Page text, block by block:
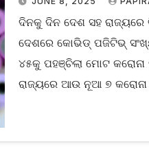
ଦିନକୁ ଦିନ ଦେଶ ସହ ରାଜ୍ୟରେ
ଦେଶରେ କୋଭିଡ୍ ପଜିଟିଭ୍
୪୫କୁ ପହଞ୍ଚିଲା ମୋଟ
ରାଜ୍ୟରେ ଆଉ ନୂଆ ୭